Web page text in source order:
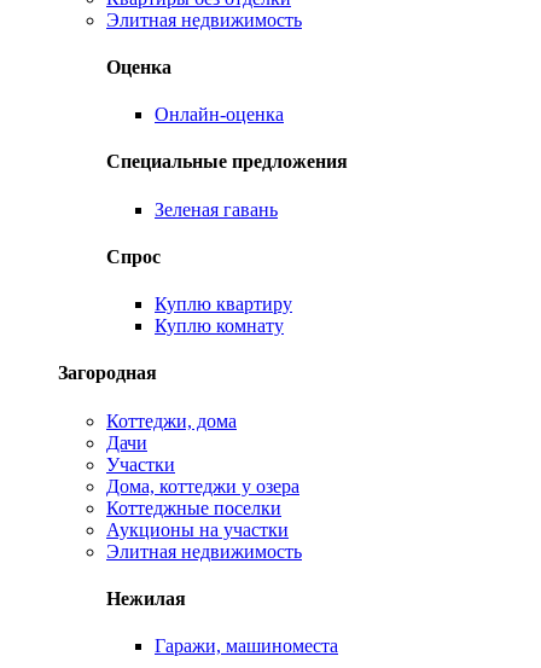
Элитная недвижимость
Оценка
Онлайн-оценка
Специальные предложения
Зеленая гавань
Спрос
Куплю квартиру
Куплю комнату
Загородная
Коттеджи, дома
Дачи
Участки
Дома, коттеджи у озера
Коттеджные поселки
Аукционы на участки
Элитная недвижимость
Нежилая
Гаражи, машиноместа